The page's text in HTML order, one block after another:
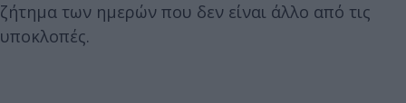
ζήτημα των ημερών που δεν είναι άλλο από τις
υποκλοπές.